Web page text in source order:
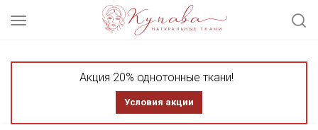
Акция 20% однотонные ткани!
Условия акции